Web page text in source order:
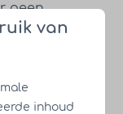
geen
melding
vorm van
van
inhoud